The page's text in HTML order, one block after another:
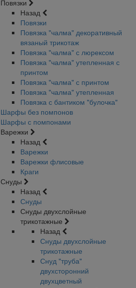
Повязки
Назад
Повязки
Повязка "чалма" декоративный
вязаный трикотаж
Повязка "чалма" с люрексом
Повязка "чалма" утепленная с
принтом
Повязка "чалма" с принтом
Повязка "чалма" утепленная
Повязка с бантиком "булочка"
Шарфы без помпонов
Шарфы с помпонами
Варежки
Назад
Варежки
Варежки флисовые
Краги
Снуды
Назад
Снуды
Снуды двухслойные
трикотажные
Назад
Снуды двухслойные
трикотажные
Снуд "труба"
двухсторонний
двухцветный